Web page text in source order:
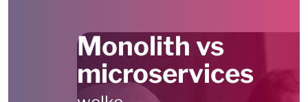
Monolith vs
microservices